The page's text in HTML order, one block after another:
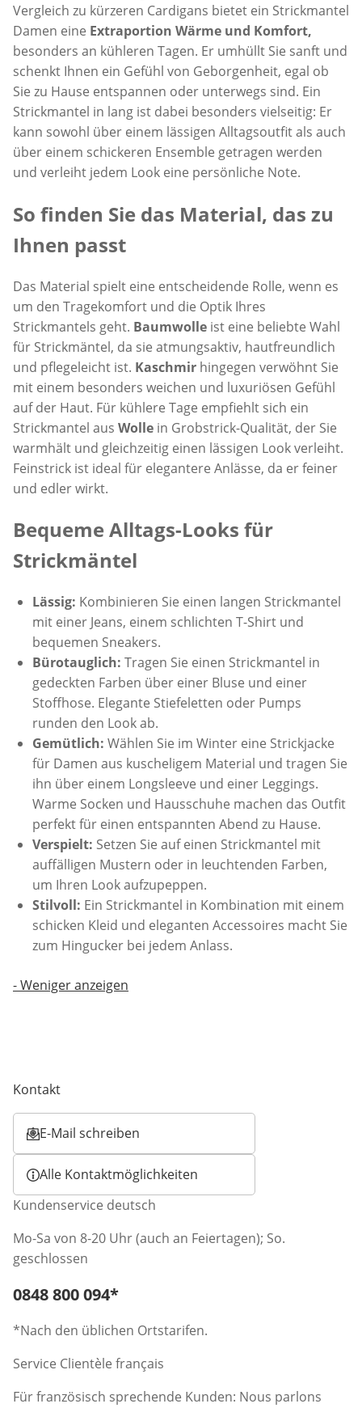
Vergleich zu kürzeren Cardigans bietet ein Strickmantel
Damen eine Extraportion Wärme und Komfort,
besonders an kühleren Tagen. Er umhüllt Sie sanft und
schenkt Ihnen ein Gefühl von Geborgenheit, egal ob
Sie zu Hause entspannen oder unterwegs sind. Ein
Strickmantel in lang ist dabei besonders vielseitig: Er
kann sowohl über einem lässigen Alltagsoutfit als auch
über einem schickeren Ensemble getragen werden
und verleiht jedem Look eine persönliche Note.
So finden Sie das Material, das zu
Ihnen passt
Das Material spielt eine entscheidende Rolle, wenn es
um den Tragekomfort und die Optik Ihres
Strickmantels geht. Baumwolle ist eine beliebte Wahl
für Strickmäntel, da sie atmungsaktiv, hautfreundlich
und pflegeleicht ist. Kaschmir hingegen verwöhnt Sie
mit einem besonders weichen und luxuriösen Gefühl
auf der Haut. Für kühlere Tage empfiehlt sich ein
Strickmantel aus Wolle in Grobstrick-Qualität, der Sie
warmhält und gleichzeitig einen lässigen Look verleiht.
Feinstrick ist ideal für elegantere Anlässe, da er feiner
und edler wirkt.
Bequeme Alltags-Looks für
Strickmäntel
Lässig: Kombinieren Sie einen langen Strickmantel
mit einer Jeans, einem schlichten T-Shirt und
bequemen Sneakers.
Bürotauglich: Tragen Sie einen Strickmantel in
gedeckten Farben über einer Bluse und einer
Stoffhose. Elegante Stiefeletten oder Pumps
runden den Look ab.
Gemütlich: Wählen Sie im Winter eine Strickjacke
für Damen aus kuscheligem Material und tragen Sie
ihn über einem Longsleeve und einer Leggings.
Warme Socken und Hausschuhe machen das Outfit
perfekt für einen entspannten Abend zu Hause.
Verspielt: Setzen Sie auf einen Strickmantel mit
auffälligen Mustern oder in leuchtenden Farben,
um Ihren Look aufzupeppen.
Stilvoll: Ein Strickmantel in Kombination mit einem
schicken Kleid und eleganten Accessoires macht Sie
zum Hingucker bei jedem Anlass.
-Weniger anzeigen
Kontakt
E-Mail schreiben
Öffnet E-Mail-Client
Alle Kontaktmöglichkeiten
Kundenservice deutsch
Mo-Sa von 8-20 Uhr (auch an Feiertagen); So.
geschlossen
Telefonnummer:
0848 800 094*
*Nach den üblichen Ortstarifen.
Service Clientèle français
Für französisch sprechende Kunden: Nous parlons